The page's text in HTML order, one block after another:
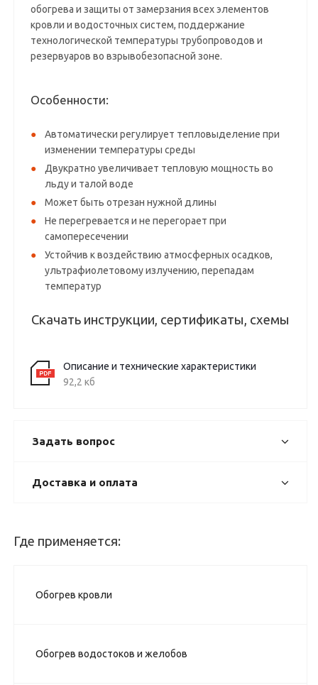
обогрева и защиты от замерзания всех элементов
кровли и водосточных систем, поддержание
технологической температуры трубопроводов и
резервуаров во взрывобезопасной зоне.
Особенности:
Автоматически регулирует тепловыделение при
изменении температуры среды
Двукратно увеличивает тепловую мощность во
льду и талой воде
Может быть отрезан нужной длины
Не перегревается и не перегорает при
самопересечении
Устойчив к воздействию атмосферных осадков,
ультрафиолетовому излучению, перепадам
температур
Скачать инструкции, сертификаты, схемы
Описание и технические характеристики
92,2 кб
Задать вопрос
Доставка и оплата
Где применяется:
Обогрев кровли
Обогрев водостоков и желобов